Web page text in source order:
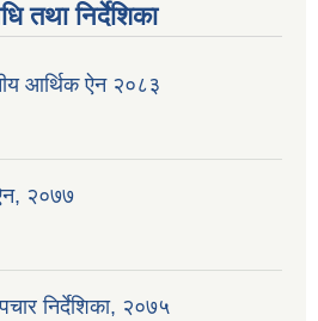
तथा निर्देशिका
आर्थिक ऐन २०८३
२०७७
निर्देशिका, २०७५